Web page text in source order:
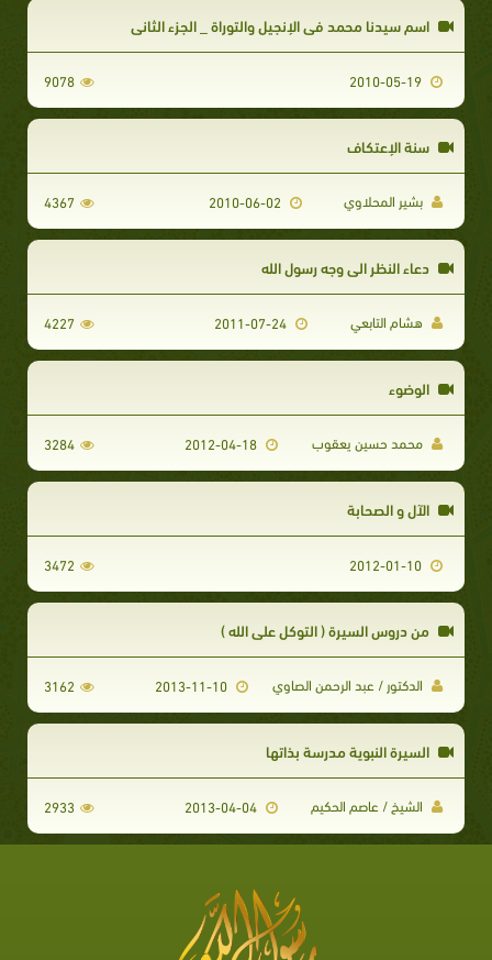
اسم سيدنا محمد في الإنجيل والتوراة _ الجزء الثاني
9078
سنة الإعتكاف
بشير المحلاوي 4367
دعاء النظر الى وجه رسول الله
هشام التابعي 2011-07-24
4227
الوضوء
محمد حسين يعقوب 3284
الآل و الصحابة
3472
من دروس السيرة ( التوكل على الله )
الدكتور / عبد الرحمن الصاوي 3162
السيرة النبوية مدرسة بذاتها
الشيخ / عاصم الحكيم 2013-04-04
2933